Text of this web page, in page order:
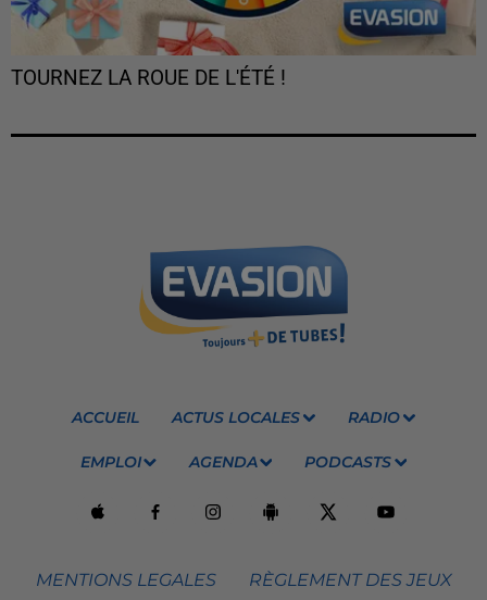
TOURNEZ LA ROUE DE L'ÉTÉ !
ACCUEIL ACTUS LOCALES RADIO
EMPLOI AGENDA PODCASTS
MENTIONS LEGALES RÈGLEMENT DES JEUX